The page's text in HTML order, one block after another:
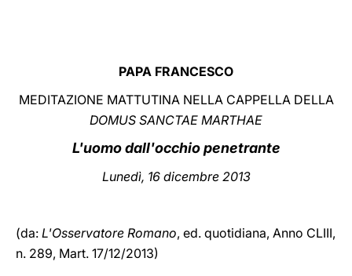
中文
LATINE
PAPA FRANCESCO
MEDITAZIONE MATTUTINA NELLA CAPPELLA DELLA
DOMUS SANCTAE MARTHAE
L'uomo dall'occhio penetrante
Lunedì, 16 dicembre 2013
(da: L'Osservatore Romano, ed. quotidiana, Anno CLIII,
n. 289, Mart. 17/12/2013)